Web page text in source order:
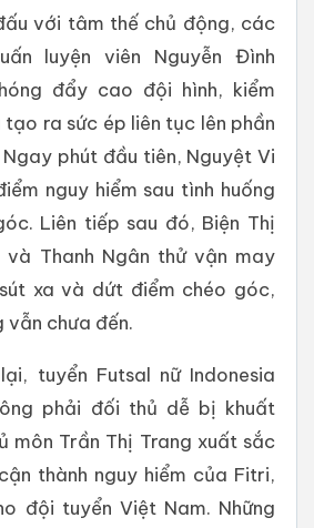
với tâm thế chủ động, các
luyện viên Nguyễn Đình
đẩy cao đội hình, kiểm
ra sức ép liên tục lên phần
phút đầu tiên, Nguyệt Vi
nguy hiểm sau tình huống
Liên tiếp sau đó, Biện Thị
và Thanh Ngân thử vận may
xa và dứt điểm chéo góc,
vẫn chưa đến.
tuyển Futsal nữ Indonesia
phải đối thủ dễ bị khuất
môn Trần Thị Trang xuất sắc
thành nguy hiểm của Fitri,
đội tuyển Việt Nam. Những